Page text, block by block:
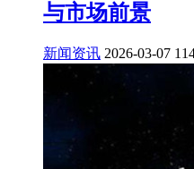
与市场前景
新闻资讯 2026-03-07